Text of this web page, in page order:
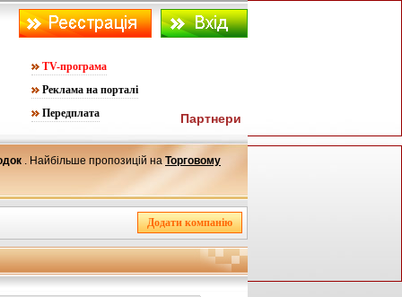
TV-програма
Реклама на порталі
Передплата
Партнери
. Найбільше пропозицій наТорговому